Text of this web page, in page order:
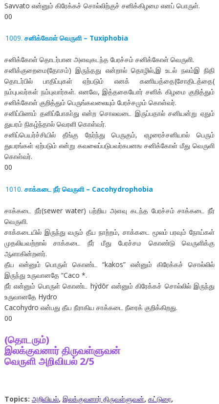
Savvato என்னும் கிரேக்கச் சொல்லிற்குச் சனிக்கிழமை எனப் பொருள்.
00
சனிக்கோள் வெருளி – Tuxiphobia
சனிக்கோள் தொடர்பான அளவுகடந்த பேரச்சம் சனிக்கோள் வெருளி.
சனிக்குறைமை(தோசம்) இருந்தது என்றால் தொழில்,இ உடல் நலம்இ நிதி
தொடர்பில் பாதிப்புகள் ஏற்படும் எனக் கணியத்தை(சோதிடத்தை(
நம்புபவர்கள் நம்புவார்கள். எனவே, இத்தகையோர் சனிக் கிழமை குறித்தும்
சனிக்கோள் குறித்தும் பெருங்கவலையும் பேரச்சமும் கொள்வர்.
சனிப்பிணம் தனிப்போகா்து என்ற சொலவடை இருப்பதால் சனியன்று ஏதும்
துயரம் நிகழ்ந்தால் வெரளி கொள்வர்.
சனிப்பெயர்ச்சியில் தீங்கு நேர்ந்து பெருகும், ஏழரைச்சனியால் பெரும்
துயரங்கள் ஏற்படும் என்று கவலைப்படுபவர்கபனங சனிக்கோள் மீது வெருளி
கொள்வர்.
00
சாக்கடை நீர் வெருளி – Cacohydrophobia
சாக்கடை நீர்(sewer water) பற்றிய அளவு கடந்த பேரச்சம் சாக்கடை நீர்
வெருளி.
சாக்கடையில் இருந்து வரும் தீய நாற்றம், சாக்கடை மூலம் பரவும் நோய்கள்
முதலியவற்றால் சாக்கடை நீர் மீது பேரச்சம கொண்டு வெருளிக்கு
ஆளாகின்றனர்.
தீய என்னும் பொருள் காெண்ட “kakos” என்னும் கிரேக்கச் சொல்லில்
இருந்து உருவானதே “Caco *.
நீர் என்னும் பொருள் கொண்ட hýdōr என்னும் கிரேக்கச் சொல்லில் இருந்து
உருவானதே Hydro
Cacohydro என்பது தீய நீராகிய சாக்கடை நீரைக் குறிக்கிறது.
00
(தொடரும்)
இலக்குவனார் திருவள்ளுவன்
வெருளி அறிவியல் 2/5
Topics: அறிவியல், இலக்குவனார் திருவள்ளுவன், கட்டுரை,